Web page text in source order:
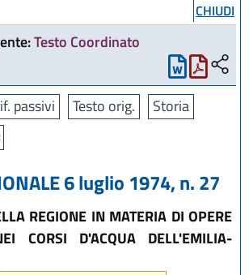
CHIUDI
Testo Coordinato
passivi Testo orig.
Storia
6 luglio 1974, n. 27
REGIONE IN MATERIA DI OPERE
CORSI D'ACQUA DELL'EMILIA-